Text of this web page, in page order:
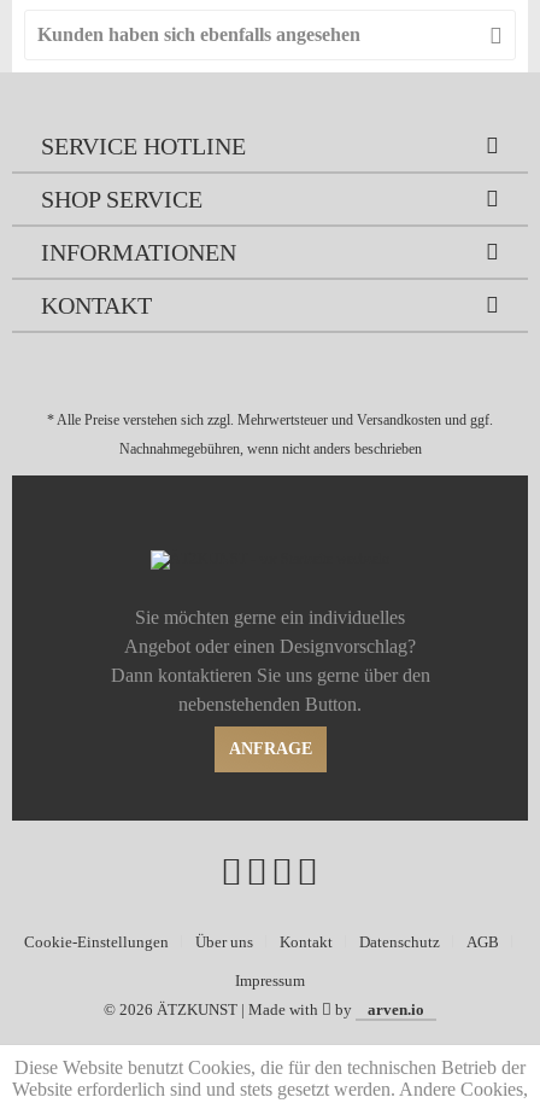
Kunden haben sich ebenfalls angesehen
SERVICE HOTLINE
SHOP SERVICE
INFORMATIONEN
KONTAKT
* Alle Preise verstehen sich zzgl. Mehrwertsteuer und Versandkosten und ggf.
Nachnahmegebühren, wenn nicht anders beschrieben
Sie möchten gerne ein individuelles
Angebot oder einen Designvorschlag?
Dann kontaktieren Sie uns gerne über den
nebenstehenden Button.
ANFRAGE
Cookie-Einstellungen Über uns Kontakt Datenschutz AGB
Impressum
© 2026 ÄTZKUNST | Made with by arven.io
Diese Website benutzt Cookies, die für den technischen Betrieb der
Website erforderlich sind und stets gesetzt werden. Andere Cookies,